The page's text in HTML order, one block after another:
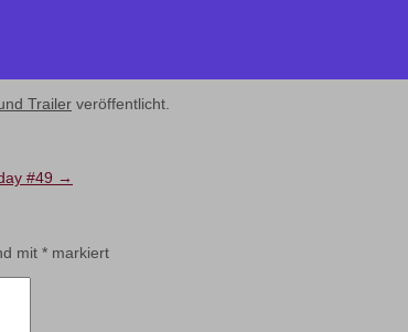
Trailer veröffentlicht.
#49 →
mit * markiert